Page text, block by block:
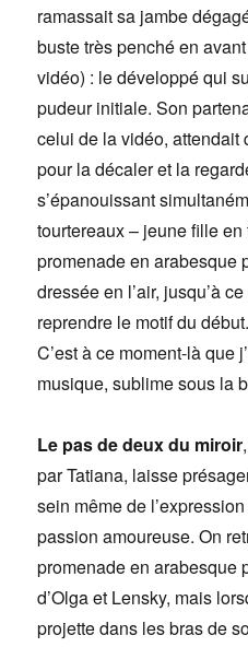
ramassait sa jambe
buste très penché en
vidéo) : le développé qui
pudeur initiale. Son
celui de la vidéo, attendait
pour la décaler et la
s’épanouissant
tourtereaux – jeune fille en
promenade en arabesque
dressée en l’air, jusqu’à
reprendre le motif du début.
C’est à ce moment-là que
musique, sublime sous la
Le pas de deux du miroir
par Tatiana, laisse
sein même de
passion amoureuse. On
promenade en arabesque
d’Olga et Lensky, mais
projette dans les bras de